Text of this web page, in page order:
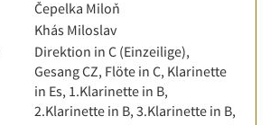
Čepelka Miloň
Khás Miloslav
Direktion in C (Einzeilige),
Gesang CZ, Flöte in C, Klarinette
in Es, 1.Klarinette in B,
2.Klarinette in B, 3.Klarinette in B,